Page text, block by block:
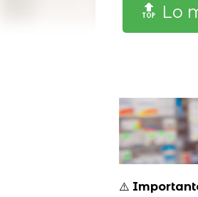
🔝 Lo
⚠️